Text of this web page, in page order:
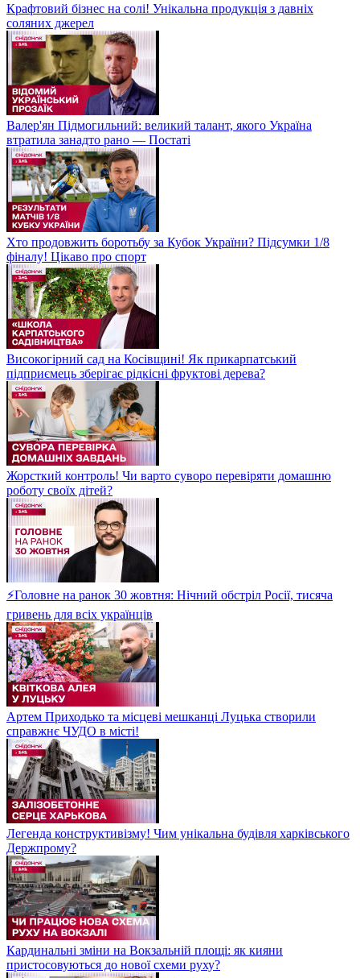
Крафтовий бізнес на солі! Унікальна продукція з давніх
соляних джерел
Валер'ян Підмогильний: великий талант, якого Україна
втратила занадто рано — Постаті
Хто продовжить боротьбу за Кубок України? Підсумки 1/8
фіналу! Цікаво про спорт
Високогірний сад на Косівщині! Як прикарпатський
підприємець зберігає рідкісні фруктові дерева?
Жорсткий контроль! Чи варто суворо перевіряти домашню
роботу своїх дітей?
⚡Головне на ранок 30 жовтня: Нічний обстріл Росії, тисяча
гривень для всіх українців
Артем Приходько та місцеві мешканці Луцька створили
справжнє ЧУДО в місті!
Легенда конструктивізму! Чим унікальна будівля харківського
Держпрому?
Кардинальні зміни на Вокзальній площі: як кияни
пристосовуються до нової схеми руху?